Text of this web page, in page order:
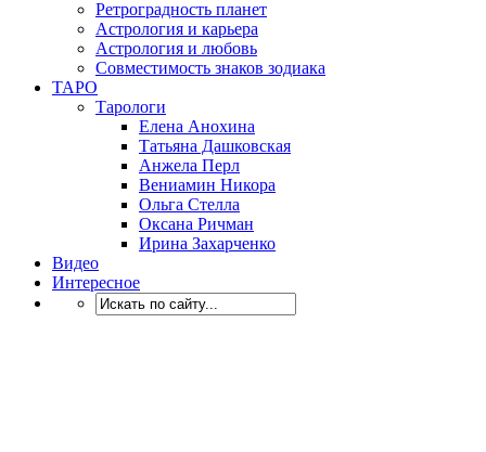
Ретроградность планет
Астрология и карьера
Астрология и любовь
Совместимость знаков зодиака
ТАРО
Тарологи
Елена Анохина
Татьяна Дашковская
Анжела Перл
Вениамин Никора
Ольга Стелла
Оксана Ричман
Ирина Захарченко
Видео
Интересное